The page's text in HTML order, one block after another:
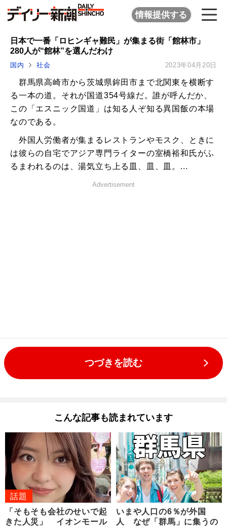
情報提供する
日本で一番「ロヒンギャ難民」が集まる街「館林市」
280人が“館林”を選んだわけ
国内 社会 2023年04月20日
群馬県高崎市から茨城県鉾田市まで北関東を横断す
る一本の道。それが国道354号線だ。誰が呼んだか、
この「エスニック国道」は知る人ぞ知る異国飯の本場
なのである。
外国人労働者が集まるレストランやモスク、ときに
は彼らの自宅でアジア専門ライターの室橋裕和氏がふ
るまわれるのは、湯気立ち上る皿、皿、皿。...
Advertisement
つづきを読む
こんな記事も読まれています
話題
「そもそも会社のせいで起
きた人災」 イオンモール
いまや人口の6％が外国
人 なぜ「群馬」に集うの